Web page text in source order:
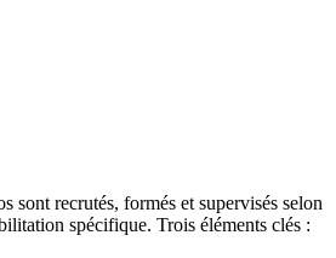
sont recrutés, formés et supervisés selon
spécifique. Trois éléments clés :